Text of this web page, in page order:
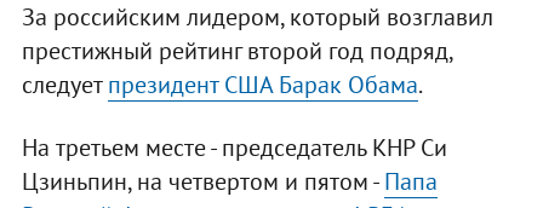
За российским лидером, который возглавил
престижный рейтинг второй год подряд,
следуетпрезидент США Барак Обама.
На третьем месте - председатель КНР Си
Цзиньпин, на четвертом и пятом -Папа